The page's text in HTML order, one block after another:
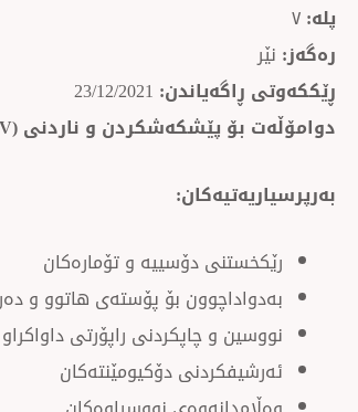
پلە:
رەگەز: نێر
ڕێککەوتی ڕاگەیاندن:
دوامۆڵەت بۆ پێشکەشکردن و ناردنی(CV)
به‌رپرسیاریه‌تیه‌كان:
رێکخستنی دۆسییە و تۆمارەکان
بەدواداچوون بۆ پۆستەی هاتوو و
نووسین و چاپکردنی راپۆرتی داواکراو
ئەرشیفکردنی دۆکیومێنتەکان